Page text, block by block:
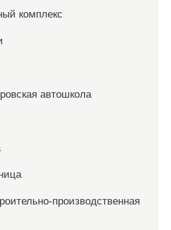
комплекс
автошкола
производственная